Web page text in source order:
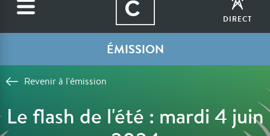
DIRECT
ÉMISSION
Revenir à l'émission
Le flash de l'été : mardi 4 juin